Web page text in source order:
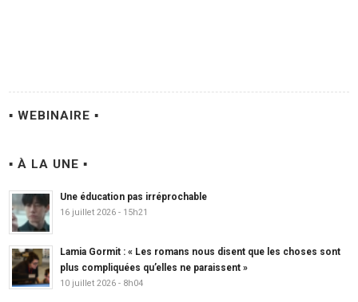
▪ WEBINAIRE ▪
▪ À LA UNE ▪
Une éducation pas irréprochable
16 juillet 2026 - 15h21
Lamia Gormit : « Les romans nous disent que les choses sont
plus compliquées qu’elles ne paraissent »
10 juillet 2026 - 8h04